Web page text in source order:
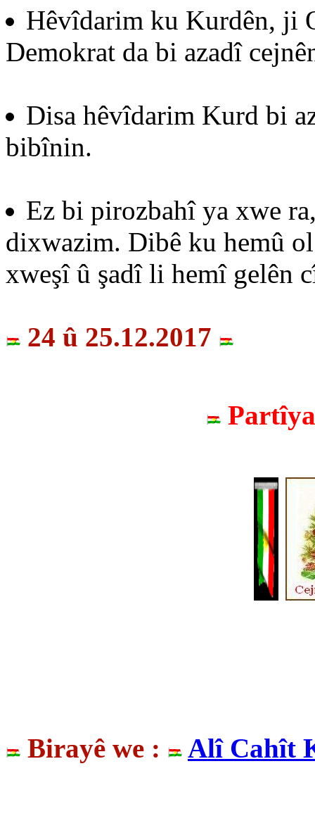
Hêvîdarim ku Kurdên, ji
Demokrat da bi azadî
Disa hêvîdarim Kurd bi
bibînin.
Ez bi pirozbahî ya xwe
dixwazim. Dibê ku hemû
xweşî û şadî li hemî gelên
24 û 25.12.2017
Birayê we : Alî Cahît